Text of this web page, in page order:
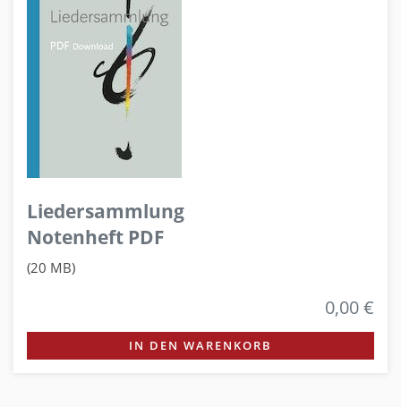
Liedersammlung
Notenheft PDF
(20 MB)
0,00 €
IN DEN WARENKORB